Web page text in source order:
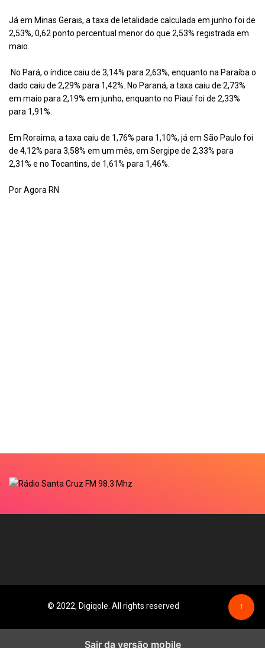
Já em Minas Gerais, a taxa de letalidade calculada em junho foi de
2,53%, 0,62 ponto percentual menor do que 2,53% registrada em
maio.
No Pará, o índice caiu de 3,14% para 2,63%, enquanto na Paraíba o
dado caiu de 2,29% para 1,42%. No Paraná, a taxa caiu de 2,73%
em maio para 2,19% em junho, enquanto no Piauí foi de 2,33%
para 1,91%.
Em Roraima, a taxa caiu de 1,76% para 1,10%, já em São Paulo foi
de 4,12% para 3,58% em um mês, em Sergipe de 2,33% para
2,31% e no Tocantins, de 1,61% para 1,46%.
Por Agora RN
© 2022, Digiqole. All rights reserved ↑
Sair da versão mobile